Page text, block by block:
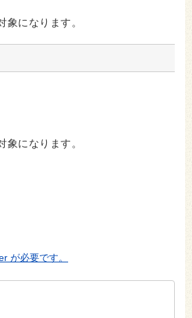
になります。
になります。
が必要です。